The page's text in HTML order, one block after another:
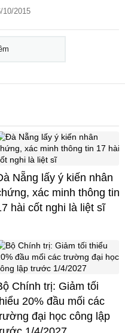
10/2015
Nẵng lấy ý kiến nhân
xác minh thông tin
hài cốt nghi là liệt sĩ
Chính trị: Giảm tối
20% đầu mối các
đại học công lập